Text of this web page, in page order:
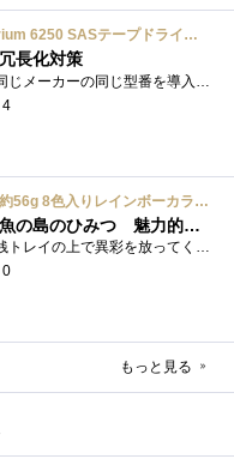
StoreEver LTO6 Ultrium 6250 SASテープドライブ(内蔵型)
長化対策
接続形式が違うが、同じメーカーの同じ型番を導入しています。製品としてのレビューは下記の方で行っています。いざ使おうとしたときに故障�...
4
ハズブロ(HASBRO) 約56g 8色入りレインボーカラーのプレイ・ドー、新学期用品、2才以上のプリスクールの子供向け、子供向けのアート&クラフト 粘土 ねんど、こどもの日、子供の日プレゼント
映画ちいかわ・人魚の島のひみつ 魅力的なビラン：セイレーンを造ってみた
もう１年以上、釣り銭トレイの上で異彩を放ってくれたミャクミャクのマグネット 映画ちいかわ人魚の島のひみつを鑑賞後、素敵なビランのセイ...
0
もっと見る